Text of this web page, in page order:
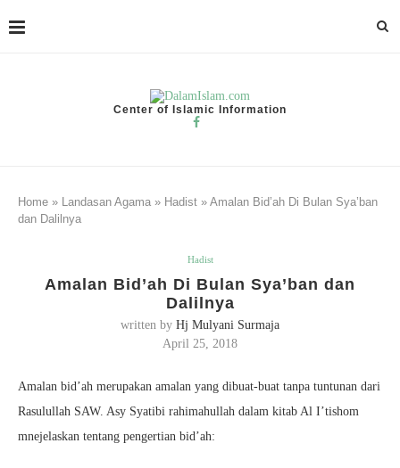
Center of Islamic Information
Home » Landasan Agama » Hadist » Amalan Bid’ah Di Bulan Sya’ban
dan Dalilnya
Hadist
Amalan Bid’ah Di Bulan Sya’ban dan
Dalilnya
written by Hj Mulyani Surmaja
April 25, 2018
Amalan bid’ah merupakan amalan yang dibuat-buat tanpa tuntunan dari
Rasulullah SAW. Asy Syatibi rahimahullah dalam kitab Al I’tishom
mnejelaskan tentang pengertian bid’ah: